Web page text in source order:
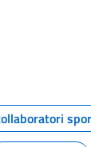
sport